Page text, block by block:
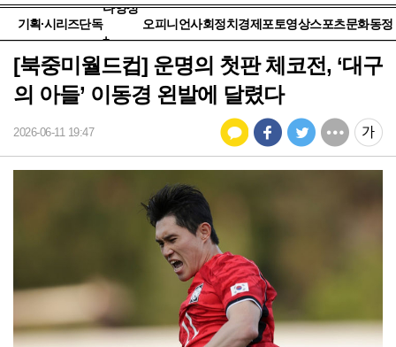
기획·시리즈단독
다양성
+
오피니언사회정치 경제 포토영상스포츠문화동정
[북중미월드컵] 운명의 첫판 체코전, ‘대구
의 아들’ 이동경 왼발에 달렸다
2026-06-11 19:47